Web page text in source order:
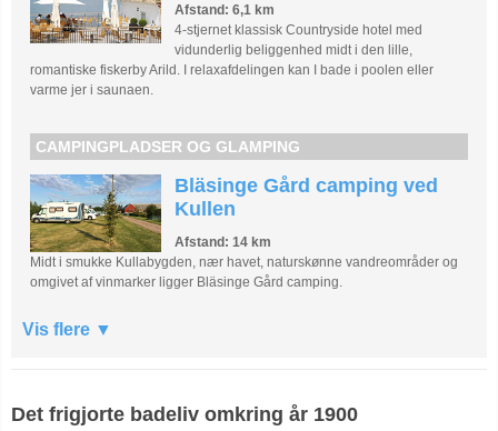
Afstand: 6,1 km
4-stjernet klassisk Countryside hotel med
vidunderlig beliggenhed midt i den lille,
romantiske fiskerby Arild. I relaxafdelingen kan I bade i poolen eller
varme jer i saunaen.
CAMPINGPLADSER OG GLAMPING
Bläsinge Gård camping ved
Kullen
Afstand: 14 km
Midt i smukke Kullabygden, nær havet, naturskønne vandreområder og
omgivet af vinmarker ligger Bläsinge Gård camping.
Vis flere
Det frigjorte badeliv omkring år 1900